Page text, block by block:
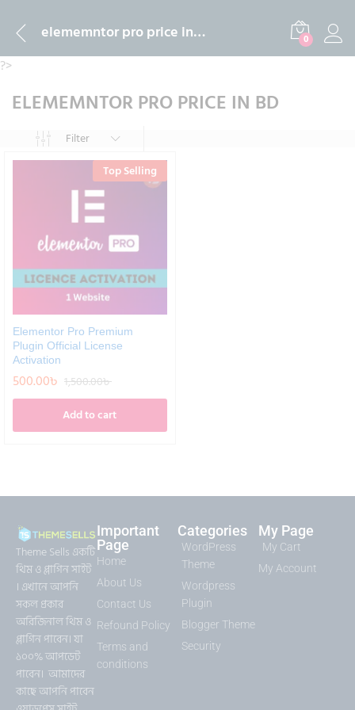
elememntor pro price in bd 0
?>
ELEMEMNTOR PRO PRICE IN BD
Filter
Top Selling
Elementor Pro Premium
Plugin Official License
Activation
500.00৳ 1,500.00৳
Add to cart
Theme Sells একটি
থিম ও প্লাগিন সাইট
। এখানে আপনি
সকল প্রকার
অরিজিনাল থিম ও
প্লাগিন পাবেন। যা
১০০% আপডেট
পাবেন। আমাদের
কাছে আপনি পাবেন
Important
Page
Home
About Us
Contact Us
Refound Policy
Terms and
conditions
Categories
WordPress
Theme
Wordpress
Plugin
Blogger Theme
Security
My Page
My Cart
My Account